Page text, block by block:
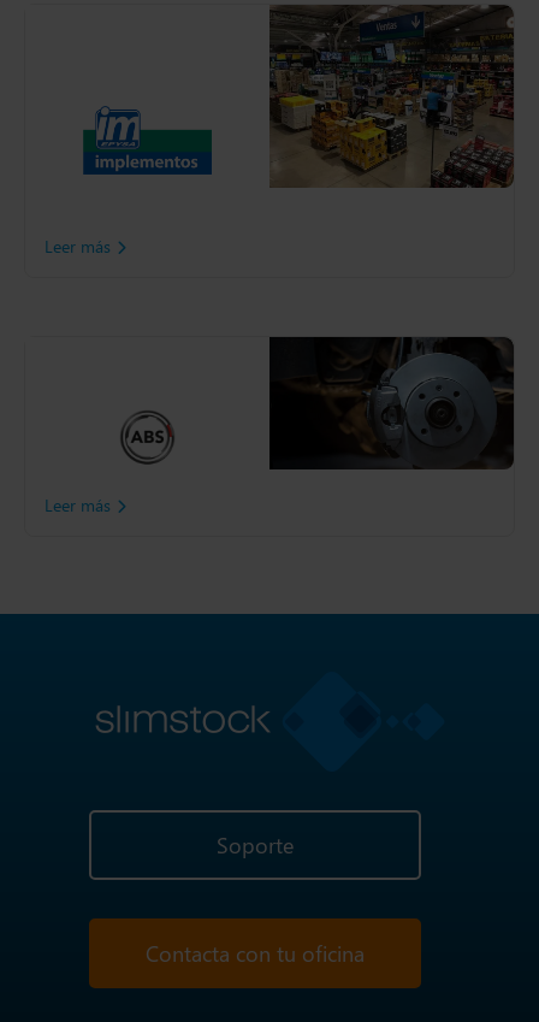
objetivo de continuar
liderando el mercado de
repuestos y accesorios para
Leer más
Para todos los sistemas de
frenos ABS, mantener altos
niveles de disponibilidad es
Leer más
Soporte
Contacta con tu oficina